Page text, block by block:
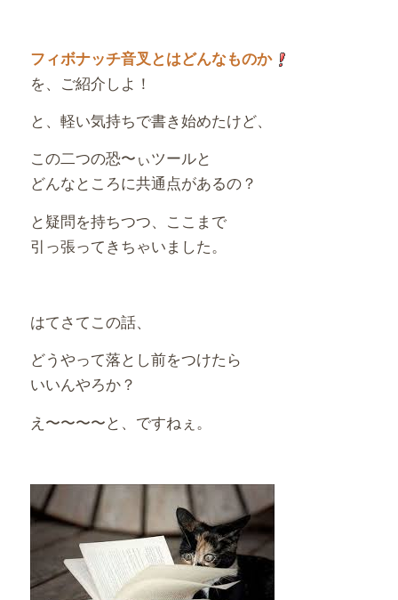
フィボナッチ音叉とはどんなものか
を、ご紹介しよ！
と、軽い気持ちで書き始めたけど、
この二つの恐〜ぃツールと
どんなところに共通点があるの？
と疑問を持ちつつ、ここまで
引っ張ってきちゃいました。
はてさてこの話、
どうやって落とし前をつけたら
いいんやろか？
え〜〜〜〜と、ですねぇ。